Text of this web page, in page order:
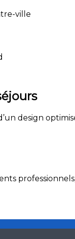
ville
design